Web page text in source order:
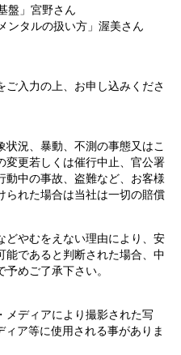
盤」宮野さん
ンタルの扱い方」渥美さん
入力の上、お申し込みくださ
況、暴動、不測の事態又はこ
変更若しくは催行中止、官公署
中の事故、盗難など、お客様
られた場合は当社は一切の賠償
どやむをえない理由により、安
であると判断された場合、中
めご了承下さい。
メディアにより撮影された写
ア等に使用される事がありま